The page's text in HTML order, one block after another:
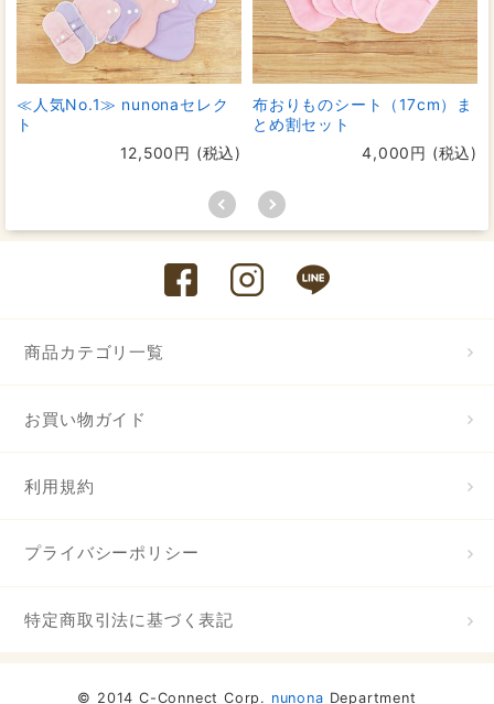
≪人気No.1≫ nunonaセレク
ト
12,500円 (税込)
布おりものシート（17cm）ま
とめ割セット
4,000円 (税込)
商品カテゴリ一覧
お買い物ガイド
利用規約
プライバシーポリシー
特定商取引法に基づく表記
© 2014 C-Connect Corp. nunona Department